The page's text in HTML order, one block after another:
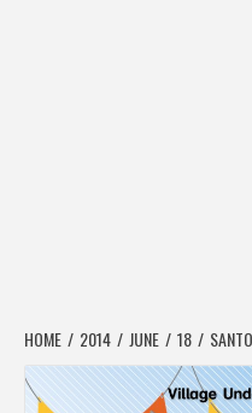
HOME 2014 JUNE 18